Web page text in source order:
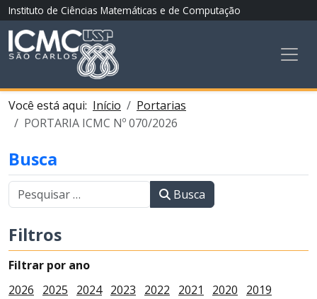
Instituto de Ciências Matemáticas e de Computação
Você está aqui: Início
Portarias
PORTARIA ICMC Nº 070/2026
Busca
Busca
Filtros
Filtrar por ano
2026
2025 2024 2023 2022 2021 2020
2019